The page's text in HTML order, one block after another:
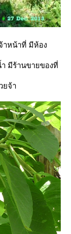
าหน้าที่ มีห้อง
มีร้านขายของที่
ยจ้า